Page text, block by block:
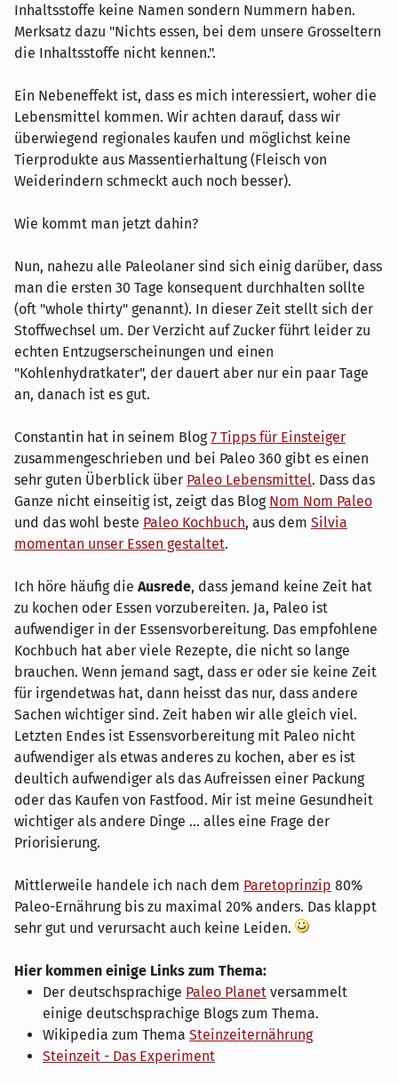
Inhaltsstoffe keine Namen sondern Nummern haben.
Merksatz dazu "Nichts essen, bei dem unsere Grosseltern
die Inhaltsstoffe nicht kennen.".
Ein Nebeneffekt ist, dass es mich interessiert, woher die
Lebensmittel kommen. Wir achten darauf, dass wir
überwiegend regionales kaufen und möglichst keine
Tierprodukte aus Massentierhaltung (Fleisch von
Weiderindern schmeckt auch noch besser).
Wie kommt man jetzt dahin?
Nun, nahezu alle Paleolaner sind sich einig darüber, dass
man die ersten 30 Tage konsequent durchhalten sollte
(oft "whole thirty" genannt). In dieser Zeit stellt sich der
Stoffwechsel um. Der Verzicht auf Zucker führt leider zu
echten Entzugserscheinungen und einen
"Kohlenhydratkater", der dauert aber nur ein paar Tage
an, danach ist es gut.
Constantin hat in seinem Blog7 Tipps für Einsteiger
zusammengeschrieben und bei Paleo 360 gibt es einen
sehr guten Überblick über Paleo Lebensmittel. Dass das
Ganze nicht einseitig ist, zeigt das Blog Nom Nom Paleo
und das wohl beste Paleo Kochbuch, aus dem Silvia
momentan unser Essen gestaltet.
Ich höre häufig die Ausrede, dass jemand keine Zeit hat
zu kochen oder Essen vorzubereiten. Ja, Paleo ist
aufwendiger in der Essensvorbereitung. Das empfohlene
Kochbuch hat aber viele Rezepte, die nicht so lange
brauchen. Wenn jemand sagt, dass er oder sie keine Zeit
für irgendetwas hat, dann heisst das nur, dass andere
Sachen wichtiger sind. Zeit haben wir alle gleich viel.
Letzten Endes ist Essensvorbereitung mit Paleo nicht
aufwendiger als etwas anderes zu kochen, aber es ist
deultich aufwendiger als das Aufreissen einer Packung
oder das Kaufen von Fastfood. Mir ist meine Gesundheit
wichtiger als andere Dinge ... alles eine Frage der
Priorisierung.
Mittlerweile handele ich nach dem Paretoprinzip 80%
Paleo-Ernährung bis zu maximal 20% anders. Das klappt
sehr gut und verursacht auch keine Leiden.
Hier kommen einige Links zum Thema:
Der deutschsprachige Paleo Planet versammelt
einige deutschsprachige Blogs zum Thema.
Wikipedia zum Thema Steinzeiternährung
Steinzeit - Das Experiment